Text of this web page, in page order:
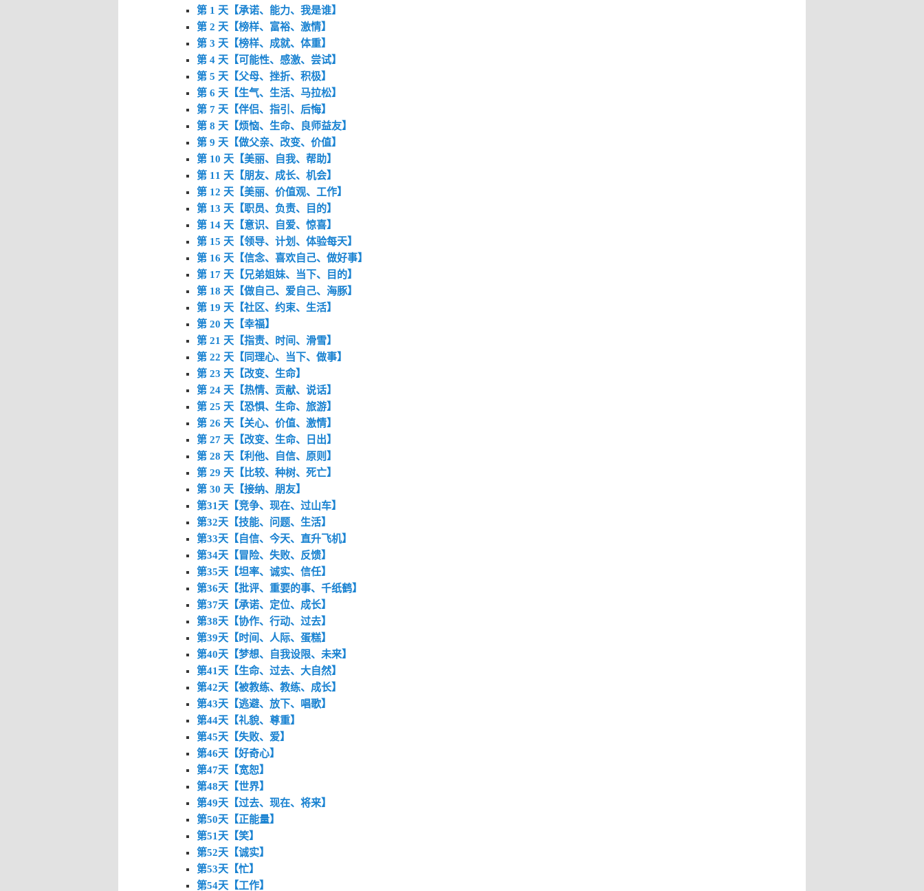
第 1 天【承诺、能力、我是谁】
第 2 天【榜样、富裕、激情】
第 3 天【榜样、成就、体重】
第 4 天【可能性、感激、尝试】
第 5 天【父母、挫折、积极】
第 6 天【生气、生活、马拉松】
第 7 天【伴侣、指引、后悔】
第 8 天【烦恼、生命、良师益友】
第 9 天【做父亲、改变、价值】
第 10 天【美丽、自我、帮助】
第 11 天【朋友、成长、机会】
第 12 天【美丽、价值观、工作】
第 13 天【职员、负责、目的】
第 14 天【意识、自爱、惊喜】
第 15 天【领导、计划、体验每天】
第 16 天【信念、喜欢自己、做好事】
第 17 天【兄弟姐妹、当下、目的】
第 18 天【做自己、爱自己、海豚】
第 19 天【社区、约束、生活】
第 20 天【幸福】
第 21 天【指责、时间、滑雪】
第 22 天【同理心、当下、做事】
第 23 天【改变、生命】
第 24 天【热情、贡献、说话】
第 25 天【恐惧、生命、旅游】
第 26 天【关心、价值、激情】
第 27 天【改变、生命、日出】
第 28 天【利他、自信、原则】
第 29 天【比较、种树、死亡】
第 30 天【接纳、朋友】
第31天【竞争、现在、过山车】
第32天【技能、问题、生活】
第33天【自信、今天、直升飞机】
第34天【冒险、失败、反馈】
第35天【坦率、诚实、信任】
第36天【批评、重要的事、千纸鹤】
第37天【承诺、定位、成长】
第38天【协作、行动、过去】
第39天【时间、人际、蛋糕】
第40天【梦想、自我设限、未来】
第41天【生命、过去、大自然】
第42天【被教练、教练、成长】
第43天【逃避、放下、唱歌】
第44天【礼貌、尊重】
第45天【失败、爱】
第46天【好奇心】
第47天【宽恕】
第48天【世界】
第49天【过去、现在、将来】
第50天【正能量】
第51天【笑】
第52天【诚实】
第53天【忙】
第54天【工作】